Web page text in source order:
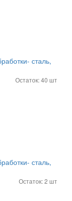
сталь,
Остаток: 40 шт
сталь,
Остаток: 2 шт